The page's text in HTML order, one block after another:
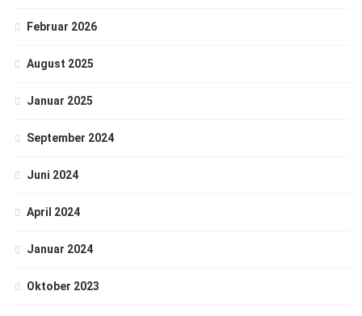
Februar 2026
August 2025
Januar 2025
September 2024
Juni 2024
April 2024
Januar 2024
Oktober 2023